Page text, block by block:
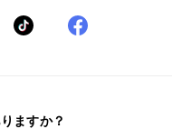
ますか？